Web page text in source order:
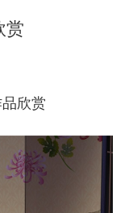
赏
品欣赏